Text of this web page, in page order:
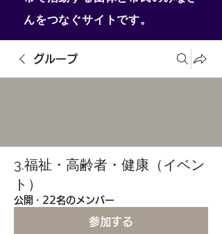
んをつなぐサイトです。
グループ
3.福祉・高齢者・健康（イベン
ト）
公開 · 22名のメンバー
参加する